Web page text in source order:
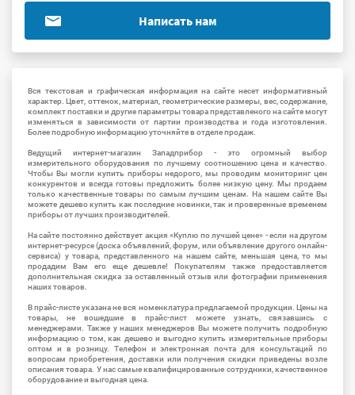
Написать нам
Вся текстовая и графическая информация на сайте несет информативный
характер. Цвет, оттенок, материал, геометрические размеры, вес, содержание,
комплект поставки и другие параметры товара представленого на сайте могут
изменяться в зависимости от партии производства и года изготовления.
Более подробную информацию уточняйте в отделе продаж.
Ведущий интернет-магазин Западприбор - это огромный выбор
измерительного оборудования по лучшему соотношению цена и качество.
Чтобы Вы могли купить приборы недорого, мы проводим мониторинг цен
конкурентов и всегда готовы предложить более низкую цену. Мы продаем
только качественные товары по самым лучшим ценам. На нашем сайте Вы
можете дешево купить как последние новинки, так и проверенные временем
приборы от лучших производителей.
На сайте постоянно действует акция «Куплю по лучшей цене» - если на другом
интернет-ресурсе (доска объявлений, форум, или объявление другого онлайн-
сервиса) у товара, представленного на нашем сайте, меньшая цена, то мы
продадим Вам его еще дешевле! Покупателям также предоставляется
дополнительная скидка за оставленный отзыв или фотографии применения
наших товаров.
В прайс-листе указана не вся номенклатура предлагаемой продукции. Цены на
товары, не вошедшие в прайс-лист можете узнать, связавшись с
менеджерами. Также у наших менеджеров Вы можете получить подробную
информацию о том, как дешево и выгодно купить измерительные приборы
оптом и в розницу. Телефон и электронная почта для консультаций по
вопросам приобретения, доставки или получения скидки приведены возле
описания товара. У нас самые квалифицированные сотрудники, качественное
оборудование и выгодная цена.